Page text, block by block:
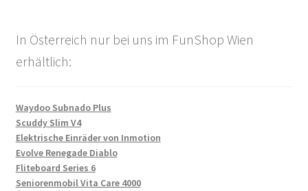
In Österreich nur bei uns im FunShop Wien
erhältlich:
Waydoo Subnado Plus
Scuddy Slim V4
Elektrische Einräder von Inmotion
Evolve Renegade Diablo
Fliteboard Series 6
Seniorenmobil Vita Care 4000